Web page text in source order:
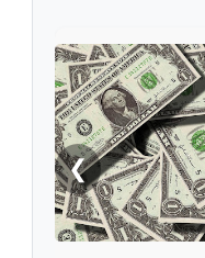
❮